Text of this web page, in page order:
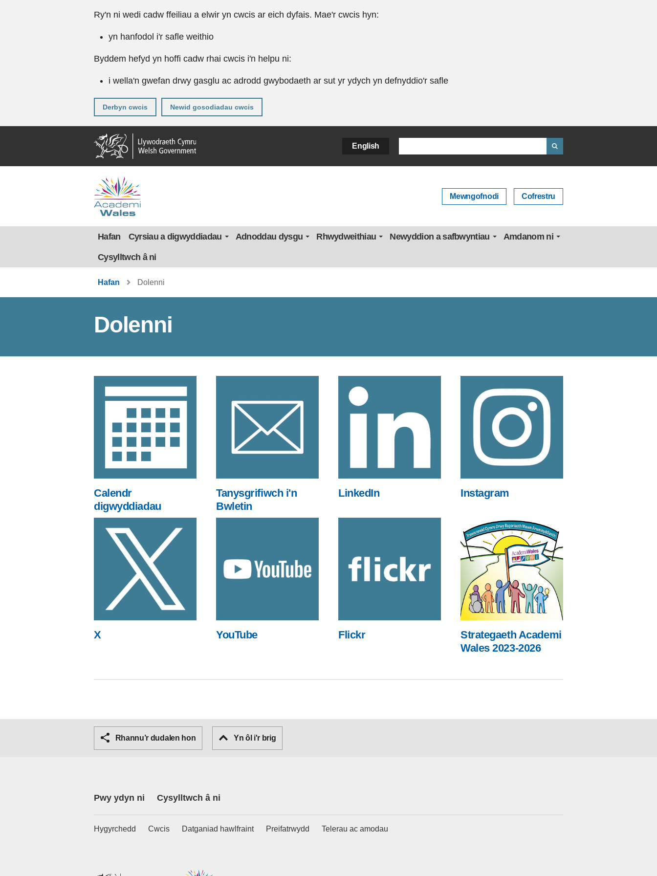
Ry'n ni wedi cadw ffeiliau a elwir yn cwcis ar eich dyfais. Mae'r cwcis hyn:
yn hanfodol i'r safle weithio
Byddem hefyd yn hoffi cadw rhai cwcis i'n helpu ni:
i wella'n gwefan drwy gasglu ac adrodd gwybodaeth ar sut yr ydych yn defnyddio'r safle
Derbyn cwcis Newid gosodiadau cwcis
English
Mewngofnodi Cofrestru
Hafan Cyrsiau a digwyddiadau Adnoddau dysgu Rhwydweithiau Newyddion a safbwyntiau Amdanom ni
Cysylltwch â ni
Hafan Dolenni
Dolenni
Calendr
digwyddiadau
Tanysgrifiwch i'n
Bwletin
LinkedIn Instagram
X YouTube Flickr
Strategaeth Academi
Wales 2023-2026
Rhannu’r dudalen hon Yn ôl i'r brig
Pwy ydyn ni Cysylltwch â ni
Hygyrchedd Cwcis Datganiad hawlfraint Preifatrwydd Telerau ac amodau